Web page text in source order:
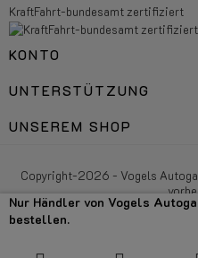
Nur Händler von Vogels
bestellen.
KraftFahrt-bundesamt zertifiziert
KONTO
UNTERSTÜTZUNG
UNSEREM SHOP
Copyright-2026 - Vogels